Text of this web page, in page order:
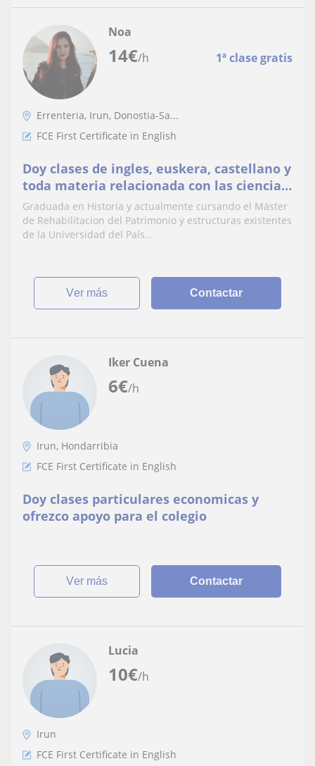
14€/h 1ª clase gratis
Noa
Errenteria, Irun, Donostia-Sa...
FCE First Certificate in English
Doy clases de ingles, euskera, castellano y
toda materia relacionada con las ciencias
sociales y letras
Graduada en Historia y actualmente cursando el Máster
de Rehabilitacion del Patrimonio y estructuras existentes
de la Universidad del País...
ver más Contactar
6€/h
Iker Cuena
Irun, Hondarribia
FCE First Certificate in English
Doy clases particulares economicas y
ofrezco apoyo para el colegio
ver más Contactar
10€/h
Lucia
Irun
FCE First Certificate in English